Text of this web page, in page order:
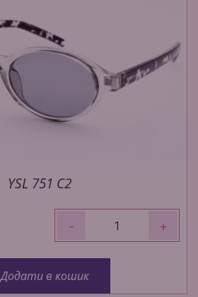
YSL 751 C2
- +
Додати в кошик